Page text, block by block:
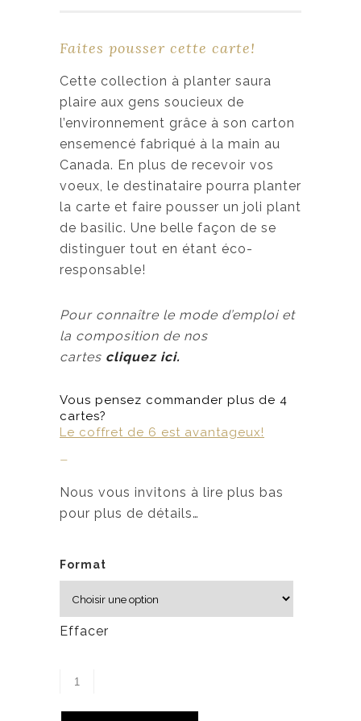
Faites pousser cette carte!
Cette collection à planter saura
plaire aux gens soucieux de
l’environnement grâce à son carton
ensemencé fabriqué à la main au
Canada. En plus de recevoir vos
voeux, le destinataire pourra planter
la carte et faire pousser un joli plant
de basilic. Une belle façon de se
distinguer tout en étant éco-
responsable!
Pour connaître le mode d’emploi et
la composition de nos
cartes cliquez ici.
Vous pensez commander plus de 4
cartes?
Le coffret de 6 est avantageux!
–
Nous vous invitons à lire plus bas
pour plus de détails…
Format
Effacer